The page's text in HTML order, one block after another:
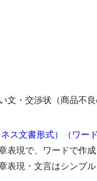
文・交渉状（商品不
ス文書形式）（ワー
表現で、ワードで作
表現・文言はシンプ